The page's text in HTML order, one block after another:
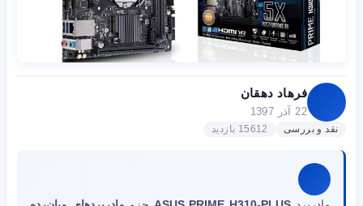
فرهاد دهقان
22 آذر 1397
نقد و بررسی 15612 بازدید